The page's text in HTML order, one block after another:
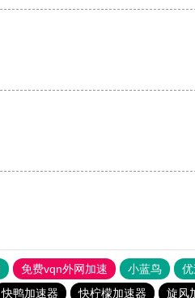
免费vqn外网加速 小蓝鸟
快鸭加速器 快柠檬加速器 旋风